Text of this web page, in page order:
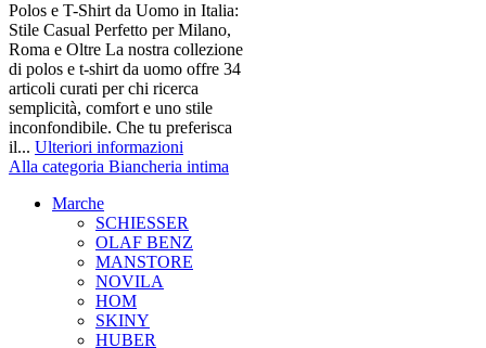
Polos e T-Shirt da Uomo in Italia:
Stile Casual Perfetto per Milano,
Roma e Oltre La nostra collezione
di polos e t-shirt da uomo offre 34
articoli curati per chi ricerca
semplicità, comfort e uno stile
inconfondibile. Che tu preferisca
il... Ulteriori informazioni
Alla categoria Biancheria intima
Marche
SCHIESSER
OLAF BENZ
MANSTORE
NOVILA
HOM
SKINY
HUBER